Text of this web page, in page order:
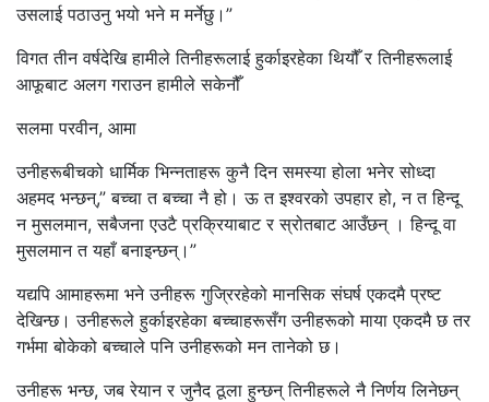
उसलाई पठाउनु भयो भने म मर्नेछु।”
विगत तीन वर्षदेखि हामीले तिनीहरूलाई हुर्काइरहेका थियौँ र तिनीहरूलाई
आफूबाट अलग गराउन हामीले सकेनौँ
सलमा परवीन, आमा
उनीहरूबीचको धार्मिक भिन्नताहरू कुनै दिन समस्या होला भनेर सोध्दा
अहमद भन्छन्,” बच्चा त बच्चा नै हो। ऊ त इश्वरको उपहार हो, न त हिन्दू
न मुसलमान, सबैजना एउटै प्रक्रियाबाट र स्रोतबाट आउँछन् । हिन्दू वा
मुसलमान त यहाँ बनाइन्छन्।”
यद्यपि आमाहरूमा भने उनीहरू गुज्रिरहेको मानसिक संघर्ष एकदमै प्रष्ट
देखिन्छ। उनीहरूले हुर्काइरहेका बच्चाहरूसँग उनीहरूको माया एकदमै छ तर
गर्भमा बोकेको बच्चाले पनि उनीहरूको मन तानेको छ।
उनीहरू भन्छ, जब रेयान र जुनैद ठूला हुन्छन् तिनीहरूले नै निर्णय लिनेछन्